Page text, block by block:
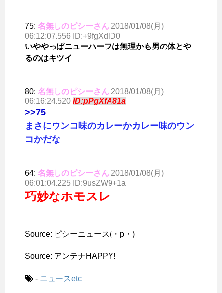
75: 名無しのピシーさん 2018/01/08(月)
06:12:07.556 ID:+9fgXdlD0
いややっぱニューハーフは無理かも男の体とや
るのはキツイ
80: 名無しのピシーさん 2018/01/08(月)
06:16:24.520 ID:pPgXfA81a
>>75
まさにウンコ味のカレーかカレー味のウン
コかだな
64: 名無しのピシーさん 2018/01/08(月)
06:01:04.225 ID:9usZW9+1a
巧妙なホモスレ
Source: ピシーニュース(・p・)ゞ
Source: アンテナHAPPY!
- ニュースetc